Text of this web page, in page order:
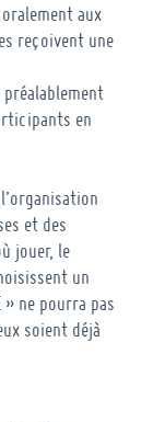
aux
reçoivent une
en
et des
jouer, le
un
» ne pourra pas
soient déjà